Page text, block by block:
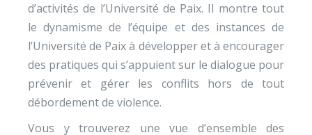
d’activités de l’Université de Paix. Il montre tout
le dynamisme de l’équipe et des instances de
l’Université de Paix à développer et à encourager
des pratiques qui s’appuient sur le dialogue pour
prévenir et gérer les conflits hors de tout
débordement de violence.
Vous y trouverez une vue d’ensemble des